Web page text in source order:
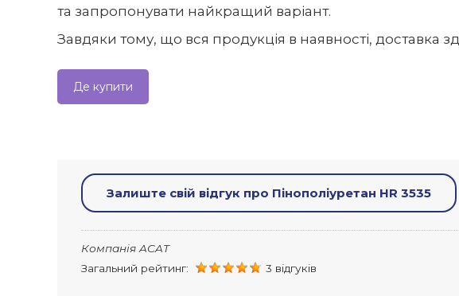
та запропонувати найкращий варіант.
Завдяки тому, що вся продукція в наявності,
Де купити
Залиште свій відгук про Пінополіуретан HR 3535
Компанія ACAT
Загальний рейтинг:
3 відгуків